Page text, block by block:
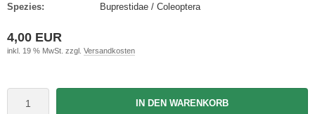
Spezies:
Buprestidae / Coleoptera
4,00 EUR
inkl. 19 % MwSt. zzgl. Versandkosten
IN DEN WARENKORB